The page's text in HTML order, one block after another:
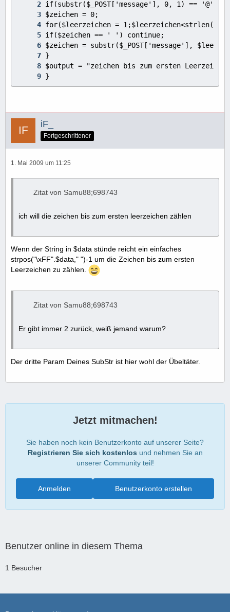
}
iF_
Fortgeschrittener
1. Mai 2009 um 11:25
Zitat von Samu88;698743
ich will die zeichen bis zum ersten leerzeichen zählen
Wenn der String in $data stünde reicht ein einfaches
strpos("\xFF".$data," ")-1 um die Zeichen bis zum ersten
Leerzeichen zu zählen.
Zitat von Samu88;698743
Er gibt immer 2 zurück, weiß jemand warum?
Der dritte Param Deines SubStr ist hier wohl der Übeltäter.
Jetzt mitmachen!
Sie haben noch kein Benutzerkonto auf unserer Seite?
Registrieren Sie sich kostenlos und nehmen Sie an
unserer Community teil!
Benutzerkonto erstellen
Anmelden
Benutzer online in diesem Thema
1 Besucher